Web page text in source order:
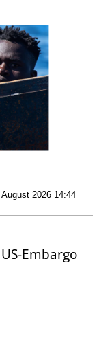
2026 14:44
Embargo